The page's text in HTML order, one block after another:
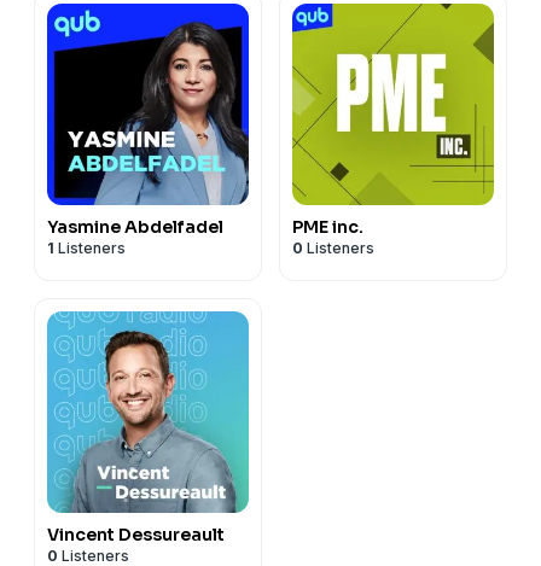
Yasmine Abdelfadel
1 Listeners
PME inc.
0 Listeners
Vincent Dessureault
0 Listeners